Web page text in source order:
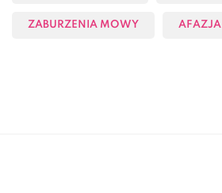
ZABURZENIA MOWY AFAZJA